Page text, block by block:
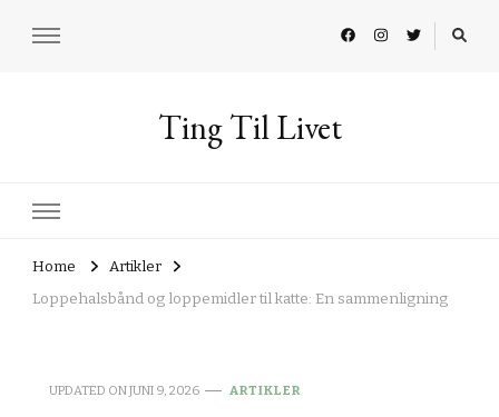
Ting Til Livet
Home
Artikler
Loppehalsbånd og loppemidler til katte: En sammenligning
UPDATED ONJUNI 9, 2026 ARTIKLER